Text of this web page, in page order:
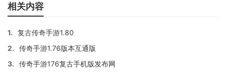
相关内容
1.
复古传奇手游1.80
2.
传奇手游1.76版本互通版
3.
传奇手游176复古手机版发布网